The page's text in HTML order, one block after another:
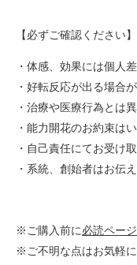
【必ずご確認ください】
・体感、効果には個人
・好転反応が出る場合
・治療や医療行為とは
・能力開花のお約束は
・自己責任にてお受け
・系統、創始者はお伝
※ご購入前に必読ページ
※ご不明な点はお気軽に